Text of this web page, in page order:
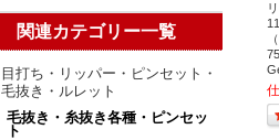
関連カテゴリー一覧
目打ち・リッパー・ピンセット・
毛抜き・ルレット
毛抜き・糸抜き各種・ピンセッ
ト